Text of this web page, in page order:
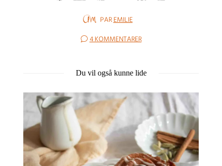
PAREMILIE
4 KOMMENTARER
Du vil også kunne lide